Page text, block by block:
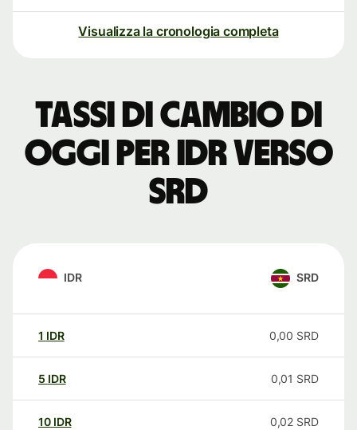
Visualizza la cronologia completa
Tassi di cambio di
oggi per IDR verso
SRD
IDR SRD
1 IDR 0,00 SRD
5 IDR 0,01 SRD
10 IDR 0,02 SRD